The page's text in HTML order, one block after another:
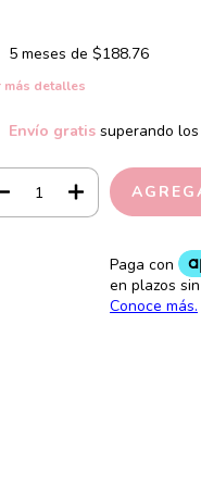
5 meses de $188.76
más detalles
Envío gratis superando los